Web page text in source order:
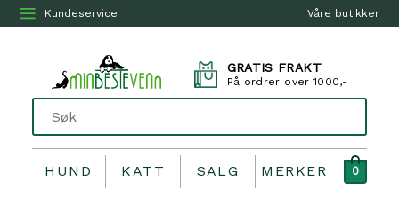
Våre butikker
Kundeservice
GRATIS FRAKT
På ordrer over 1000,-
HUND KATT SALG MERKER 0